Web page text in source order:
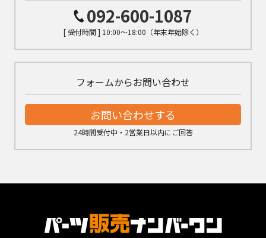
092-600-1087
[ 受付時間 ] 10:00～18:00（年末年始除く）
フォームからお問い合わせ
お問い合わせする
24時間受付中・2営業日以内にご回答